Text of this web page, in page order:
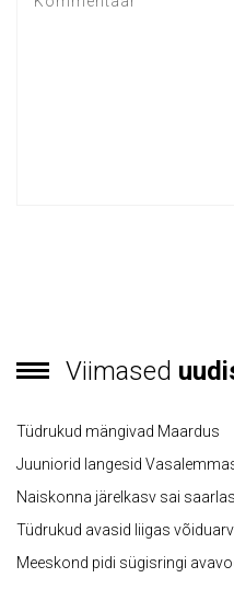
Viimased
Tüdrukud mängivad Maardus
Juuniorid langesid
Naiskonna järelkasv sai
Tüdrukud avasid liigas
Meeskond pidi sügisringi